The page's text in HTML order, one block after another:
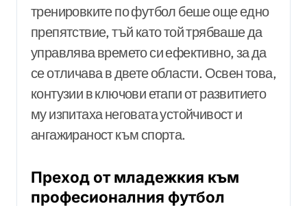
тренировките по футбол беше още едно
препятствие, тъй като той трябваше да
управлява времето си ефективно, за да
се отличава в двете области. Освен това,
контузии в ключови етапи от развитието
му изпитаха неговата устойчивост и
ангажираност към спорта.
Преход от младежкия към
професионалния футбол